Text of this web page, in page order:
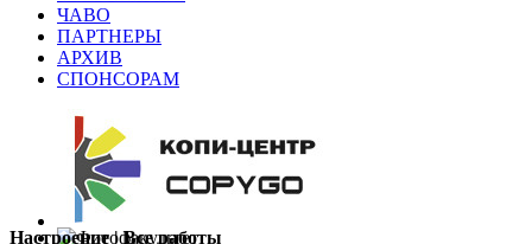
ЧАВО
ПАРТНЕРЫ
АРХИВ
СПОНСОРАМ
Настроение | Все работы